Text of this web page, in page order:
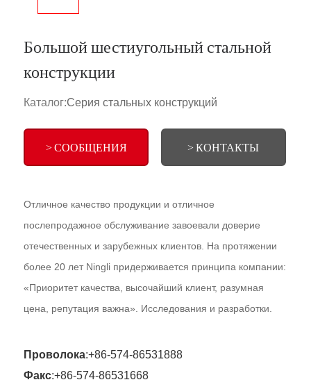
Большой шестиугольный стальной
конструкции
Каталог:Серия стальных конструкций
> СООБЩЕНИЯ > КОНТАКТЫ
Отличное качество продукции и отличное
послепродажное обслуживание завоевали доверие
отечественных и зарубежных клиентов. На протяжении
более 20 лет Ningli придерживается принципа компании:
«Приоритет качества, высочайший клиент, разумная
цена, репутация важна». Исследования и разработки.
Проволока:+86-574-86531888
Факс:+86-574-86531668